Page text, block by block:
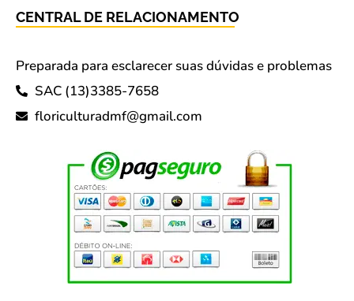
CENTRAL DE RELACIONAMENTO
Preparada para esclarecer suas dúvidas e problemas
SAC (13)3385-7658
floriculturadmf@gmail.com